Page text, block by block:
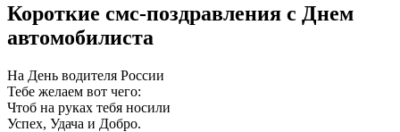
Короткие смс-поздравления с Днем
автомобилиста
На День водителя России
Тебе желаем вот чего:
Чтоб на руках тебя носили
Успех, Удача и Добро.